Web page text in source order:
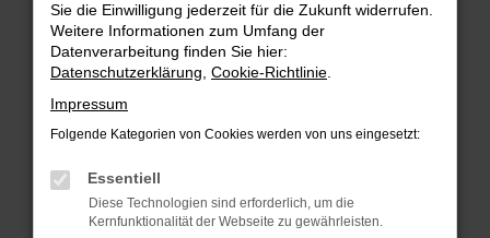
Fehler: Network Error
Beim Laden ist ein Fehler aufgetreten.
Hier sind ein paar Tipps, die dir helfen können:
Internetverbindung.
Laden andere Webseiten, zum Beispiel
Sie die Einwilligung jederzeit für die Zukunft widerrufen.
Weitere Informationen zum Umfang der
Datenverarbeitung finden Sie hier:
Datenschutzerklärung Cookie-Richtlinie
Impressum
Folgende Kategorien von Cookies werden von uns eingesetzt:
Essentiell
Diese Technologien sind erforderlich, um die
Kernfunktionalität der Webseite zu gewährleisten.